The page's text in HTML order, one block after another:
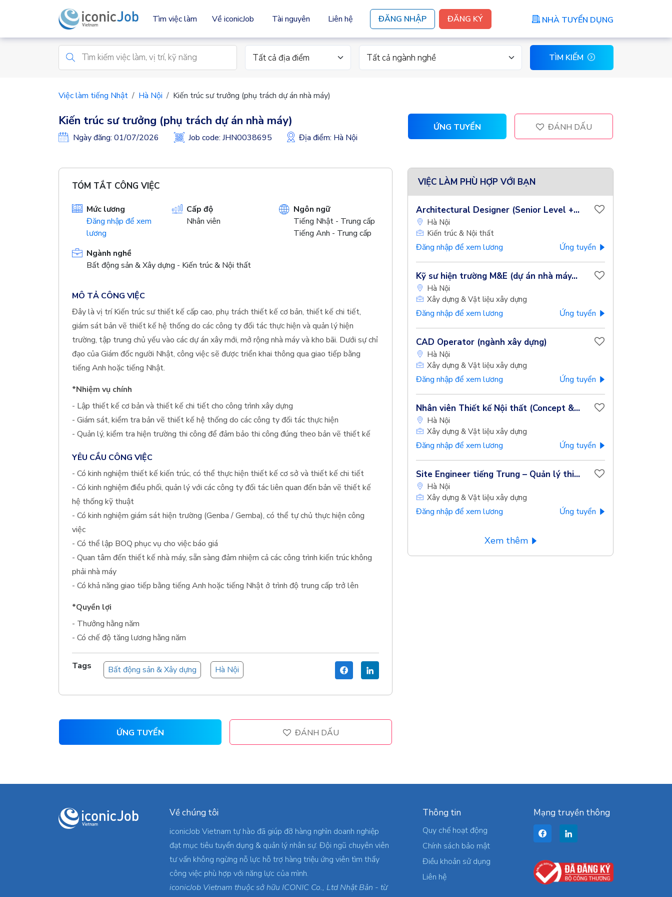
ĐĂNG NHẬP ĐĂNG KÝ NHÀ TUYỂN DỤNG
Tìm việc làm Về iconicJob Tài nguyên Liên hệ
Tất cả địa điểm Tất cả ngành nghề TÌM KIẾM
Việc làm tiếng Nhật Hà Nội Kiến trúc sư trưởng (phụ trách dự án nhà máy)
Kiến trúc sư trưởng (phụ trách dự án nhà máy)
Ngày đăng: 01/07/2026 Job code: JHN0038695 Địa điểm: Hà Nội
ỨNG TUYỂN ĐÁNH DẤU
TÓM TẮT CÔNG VIỆC
Mức lương
Đăng nhập để xem
lương
Cấp độ
Nhân viên
Ngôn ngữ
Tiếng Nhật - Trung cấp
Tiếng Anh - Trung cấp
Ngành nghề
Bất động sản & Xây dựng - Kiến trúc & Nội thất
MÔ TẢ CÔNG VIỆC
Đây là vị trí Kiến trúc sư thiết kế cấp cao, phụ trách thiết kế cơ bản, thiết kế chi tiết,
giám sát bản vẽ thiết kế hệ thống do các công ty đối tác thực hiện và quản lý hiện
trường, tập trung chủ yếu vào các dự án xây mới, mở rộng nhà máy và kho bãi. Dưới sự chỉ
đạo của Giám đốc người Nhật, công việc sẽ được triển khai thông qua giao tiếp bằng
tiếng Anh hoặc tiếng Nhật.
*Nhiệm vụ chính
- Lập thiết kế cơ bản và thiết kế chi tiết cho công trình xây dựng
- Giám sát, kiểm tra bản vẽ thiết kế hệ thống do các công ty đối tác thực hiện
- Quản lý, kiểm tra hiện trường thi công để đảm bảo thi công đúng theo bản vẽ thiết kế
YÊU CẦU CÔNG VIỆC
- Có kinh nghiệm thiết kế kiến trúc, có thể thực hiện thiết kế cơ sở và thiết kế chi tiết
- Có kinh nghiệm điều phối, quản lý với các công ty đối tác liên quan đến bản vẽ thiết kế
hệ thống kỹ thuật
- Có kinh nghiệm giám sát hiện trường (Genba / Gemba), có thể tự chủ thực hiện công
việc
- Có thể lập BOQ phục vụ cho việc báo giá
- Quan tâm đến thiết kế nhà máy, sẵn sàng đảm nhiệm cả các công trình kiến trúc không
phải nhà máy
- Có khả năng giao tiếp bằng tiếng Anh hoặc tiếng Nhật ở trình độ trung cấp trở lên
*Quyền lợi
- Thưởng hằng năm
- Có chế độ tăng lương hằng năm
Tags Bất động sản & Xây dựng Hà Nội
ỨNG TUYỂN ĐÁNH DẤU
VIỆC LÀM PHÙ HỢP VỚI BẠN
Architectural Designer (Senior Level +...
Hà Nội
Kiến trúc & Nội thất
Đăng nhập để xem lương Ứng tuyển
Kỹ sư hiện trường M&E (dự án nhà máy...
Hà Nội
Xây dựng & Vật liệu xây dựng
Đăng nhập để xem lương Ứng tuyển
CAD Operator (ngành xây dựng)
Hà Nội
Xây dựng & Vật liệu xây dựng
Đăng nhập để xem lương Ứng tuyển
Nhân viên Thiết kế Nội thất (Concept &...
Hà Nội
Xây dựng & Vật liệu xây dựng
Đăng nhập để xem lương Ứng tuyển
Site Engineer tiếng Trung – Quản lý thi...
Hà Nội
Xây dựng & Vật liệu xây dựng
Đăng nhập để xem lương Ứng tuyển
Xem thêm
Về chúng tôi
iconicJob Vietnam tự hào đã giúp đỡ hàng nghìn doanh nghiệp
đạt mục tiêu tuyển dụng & quản lý nhân sự. Đội ngũ chuyên viên
tư vấn không ngừng nỗ lực hỗ trợ hàng triệu ứng viên tìm thấy
công việc phù hợp với năng lực của mình.
iconicJob Vietnam thuộc sở hữu ICONIC Co., Ltd Nhật Bản - từ
Thông tin
Quy chế hoạt động
Chính sách bảo mật
Điều khoản sử dụng
Liên hệ
Mạng truyền thông